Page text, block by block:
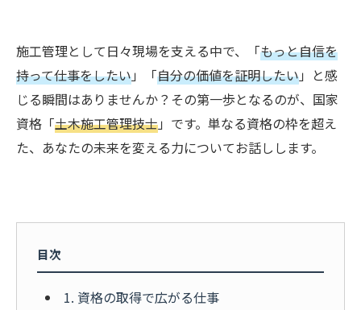
施工管理として日々現場を支える中で、「もっと自信を
持って仕事をしたい」「自分の価値を証明したい」と感
じる瞬間はありませんか？その第一歩となるのが、国家
資格「土木施工管理技士」です。単なる資格の枠を超え
た、あなたの未来を変える力についてお話しします。
目次
1. 資格の取得で広がる仕事